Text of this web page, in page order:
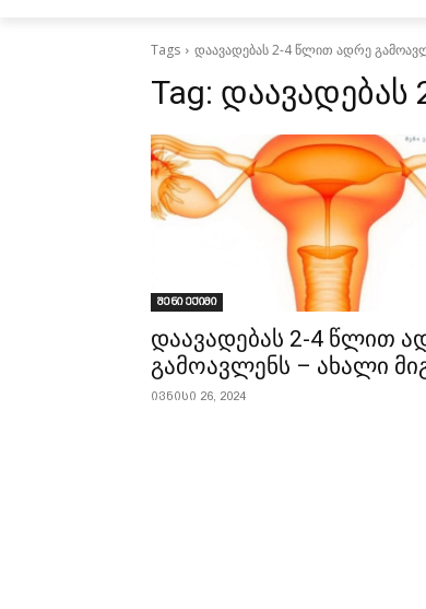
Tags დაავადებას 2-4 წლით ადრე
Tag:
შენი ექიმი
დაავადებას 2-4 წლით
გამოავლენს – ახალი
ივნისი 26, 2024